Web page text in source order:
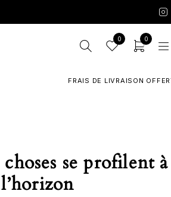
0 0
FRAIS DE LIVRAISON
se profilent à
l’horizon